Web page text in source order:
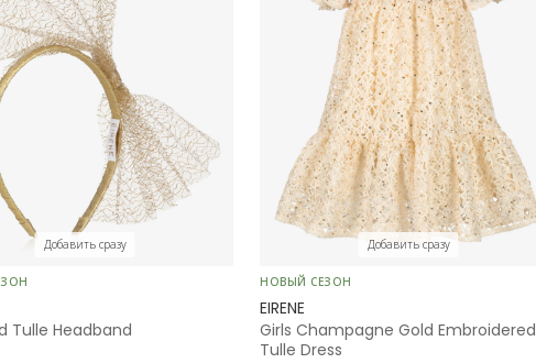
Добавить сразу
Tulle Headband
Добавить сразу
НОВЫЙ СЕЗОН
EIRENE
Girls Champagne Gold Embroidered
Tulle Dress